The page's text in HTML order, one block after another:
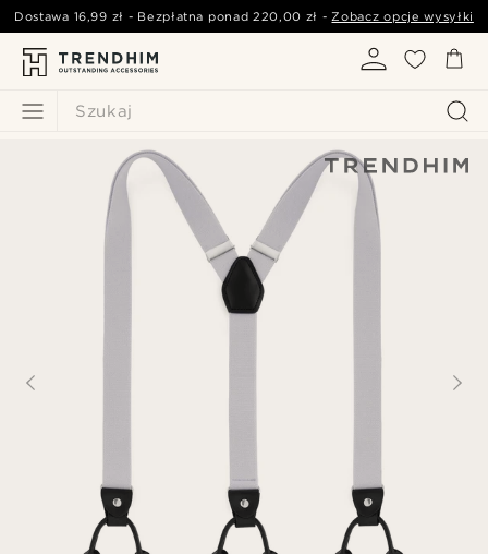
Szukaj
Dostawa 16,99 zł - Bezpłatna ponad220,00 zł -Zobacz opcje wysyłki